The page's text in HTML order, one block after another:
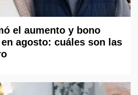
el aumento y bono
agosto: cuáles son las